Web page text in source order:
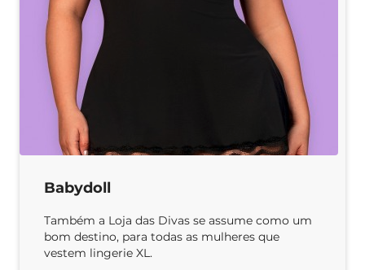
Babydoll
Também a Loja das Divas se assume como um
bom destino, para todas as mulheres que
vestem lingerie XL.